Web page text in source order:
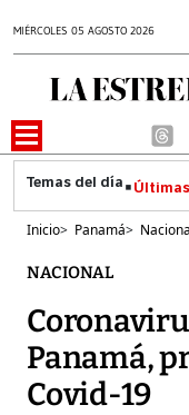
MIÉRCOLES 05 AGOSTO 2026
Inicio> Panamá>
NACIONAL
Panamá,
Covid-19